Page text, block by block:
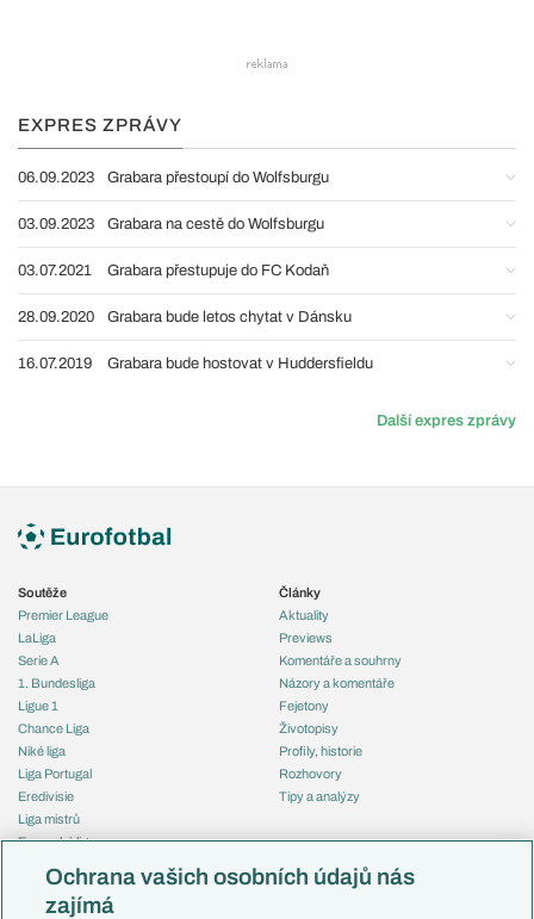
EXPRES ZPRÁVY
06.09.2023 Grabara přestoupí do Wolfsburgu
03.09.2023 Grabara na cestě do Wolfsburgu
03.07.2021 Grabara přestupuje do FC Kodaň
28.09.2020 Grabara bude letos chytat v Dánsku
16.07.2019 Grabara bude hostovat v Huddersfieldu
Další expres zprávy
Soutěže
Premier League
LaLiga
Serie A
1. Bundesliga
Ligue 1
Chance Liga
Niké liga
Liga Portugal
Eredivisie
Liga mistrů
Evropská liga
Mistrovství světa
Liga národů
Články
Aktuality
Previews
Komentáře a souhrny
Názory a komentáře
Fejetony
Životopisy
Profily, historie
Rozhovory
Tipy a analýzy
Česko
Ochrana vašich osobních údajů nás
zajímá